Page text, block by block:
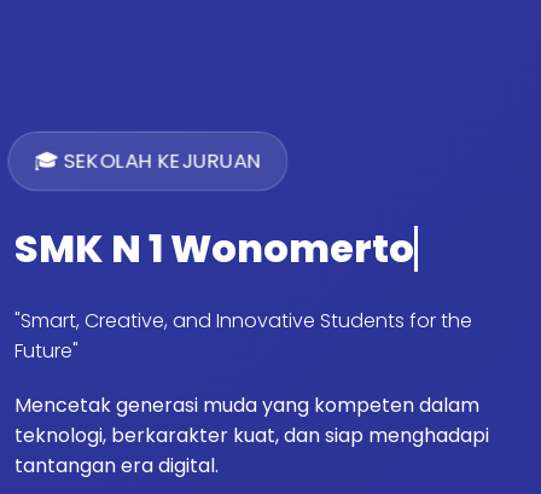
🎓 SEKOLAH KEJURUAN
SMK N 1 Wonomerto
"Smart, Creative, and Innovative Students for the
Future"
Mencetak generasi muda yang kompeten dalam
teknologi, berkarakter kuat, dan siap menghadapi
tantangan era digital.